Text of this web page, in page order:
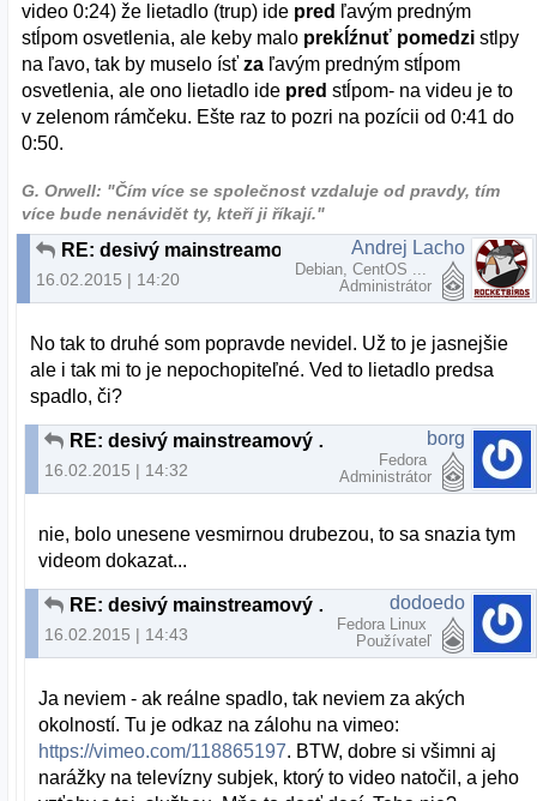
video 0:24) že lietadlo (trup) ide pred ľavým predným
stĺpom osvetlenia, ale keby malo prekĺźnuť pomedzi stlpy
na ľavo, tak by muselo ísťza ľavým predným stĺpom
osvetlenia, ale ono lietadlo ide pred stĺpom- na videu je to
v zelenom rámčeku. Ešte raz to pozri na pozícii od 0:41 do
0:50.
G. Orwell: "Čím více se společnost vzdaluje od pravdy, tím
více bude nenávidět ty, kteří ji říkají."
16.02.2015 | 14:20
Andrej Lacho
Debian, CentOS ...
Administrátor
No tak to druhé som popravde nevidel. Už to je jasnejšie
ale i tak mi to je nepochopiteľné. Ved to lietadlo predsa
spadlo, či?
RE: desivý mainstreamový podvrh
16.02.2015 | 14:32
borg
Fedora
Administrátor
nie, bolo unesene vesmirnou drubezou, to sa snazia tym
videom dokazat...
RE: desivý mainstreamový podvrh
16.02.2015 | 14:43
dodoedo
Fedora Linux
Používateľ
Ja neviem - ak reálne spadlo, tak neviem za akých
okolností. Tu je odkaz na zálohu na vimeo:
https://vimeo.com/118865197. BTW, dobre si všimni aj
narážky na televízny subjek, ktorý to video natočil, a jeho